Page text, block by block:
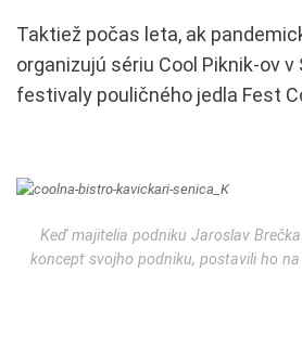
Taktiež počas leta, ak
organizujú sériu Cool Piknik-ov
festivaly pouličného jedla Fest
Keď majitelia podniku Jaroslav
koncept svojho podniku, postavili ho